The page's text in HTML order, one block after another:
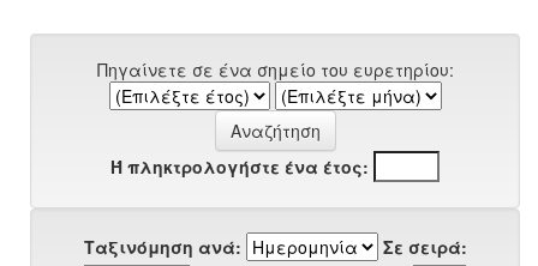
Πηγαίνετε σε ένα σημείο του ευρετηρίου:
Ή πληκτρολογήστε ένα έτος:
Ταξινόμηση ανά:
Σε σειρά: